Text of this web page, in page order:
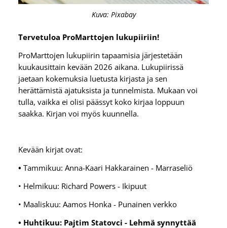
Kuva: Pixabay
Tervetuloa ProMarttojen lukupiiriin!
ProMarttojen lukupiirin tapaamisia järjestetään
kuukausittain kevään 2026 aikana. Lukupiirissä
jaetaan kokemuksia luetusta kirjasta ja sen
herättämistä ajatuksista ja tunnelmista. Mukaan voi
tulla, vaikka ei olisi päässyt koko kirjaa loppuun
saakka. Kirjan voi myös kuunnella.
Kevään kirjat ovat:
• Tammikuu: Anna-Kaari Hakkarainen - Marraseliö
• Helmikuu: Richard Powers - Ikipuut
• Maaliskuu: Aamos Honka - Punainen verkko
• Huhtikuu: Pajtim Statovci - Lehmä synnyttää